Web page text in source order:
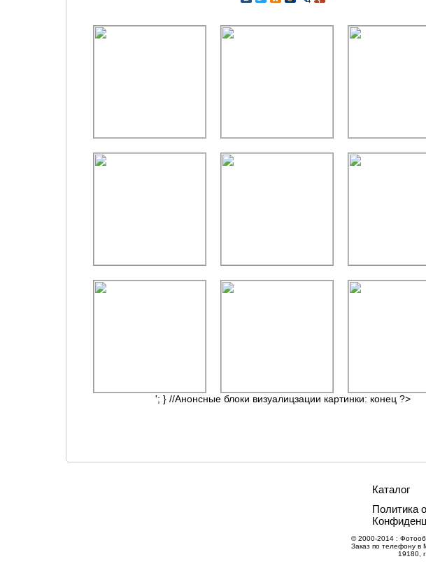
'; } //Анонсные блоки визуалицзации картинки: конец ?>
Каталог
Политика
© 2000-2014 :
Заказ по телефону в
19180,